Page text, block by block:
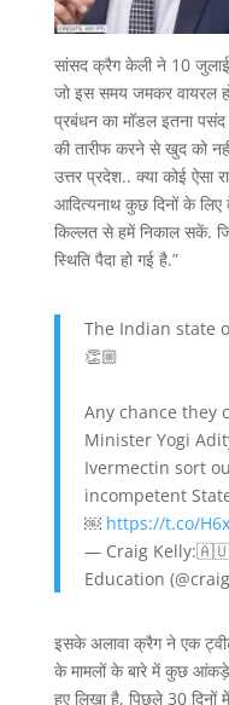
सांसद क्रैग केली ने 10
जो इस समय जमकर वायरल
प्रबंधन का मॉडल इतना पसंद
की तारीफ करने से खुद को
उत्तर प्रदेश.. क्या कोई ऐसा
आदित्यनाथ कुछ दिनों के
किल्लत से हमें निकाल सकें.
स्थिति पैदा हो गई है.”
The Indian state
👏🏼
Any chance they
Minister Yogi
Ivermectin sort
incompetent
￼ https://t.co/
— Craig
Education
इसके अलावा क्रैग ने एक
के मामलों के बारे में कुछ आंकड़े
हुए लिखा है, पिछले 30 दिनों